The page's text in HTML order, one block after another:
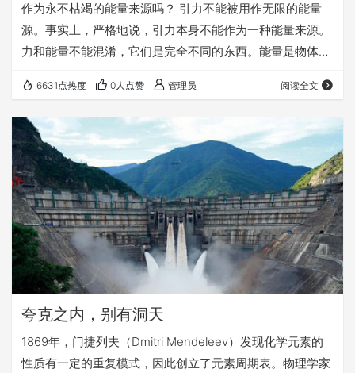
作为永不枯竭的能量来源吗？ 引力不能被用作无限的能量
源。事实上，严格地说，引力本身不能作为一种能量来源。
力和能量不能混淆，它们是完全不同的东西。能量是物体的
量从一个物体转移到另一个物体的方式，但是力不是能量本
身。引力是一种力，所以它只提供了让物体交换和转换能量
到不同状态的一种方式。 如果把一个铁球拿到山顶之后释
放，铁球就会掉下来，并加速运动，似乎获得了能量。这不
就是引力给铁球提供能量的例子吗？不。引力只是一种力，
…
6631点热度 0人点赞 管理员 阅读全文
夸克之内，别有洞天
​1869年，门捷列夫（Dmitri Mendeleev）发现化学元素的
性质有一定的重复模式，因此创立了元素周期表。物理学家